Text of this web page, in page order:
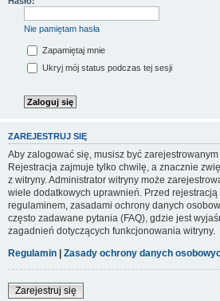
Nie pamiętam hasła
Zapamiętaj mnie
Ukryj mój status podczas tej sesji
ZAREJESTRUJ SIĘ
Aby zalogować się, musisz być
Rejestracja zajmuje tylko chwilę, a znacznie
z witryny. Administrator witryny może
wiele dodatkowych uprawnień. Przed
regulaminem, zasadami ochrony danych
często zadawane pytania (FAQ), gdzie jest
zagadnień dotyczących funkcjonowania witryny.
Regulamin
Zasady ochrony danych
Zarejestruj się